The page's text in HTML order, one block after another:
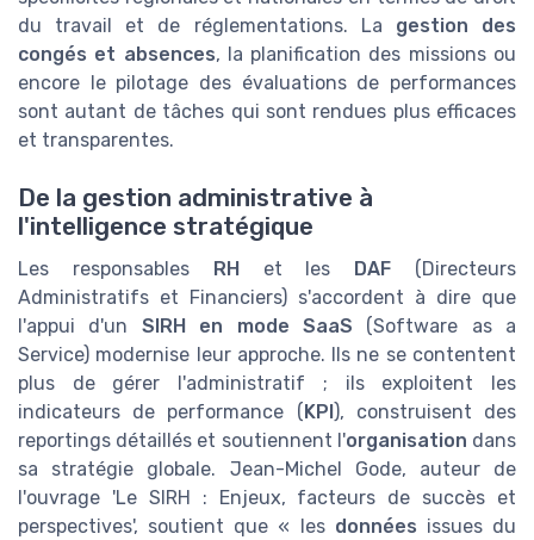
du travail et de réglementations. La gestion des
congés et absences, la planification des missions ou
encore le pilotage des évaluations de performances
sont autant de tâches qui sont rendues plus efficaces
et transparentes.
De la gestion administrative à
l'intelligence stratégique
Les responsables RHet les DAF (Directeurs
Administratifs et Financiers) s'accordent à dire que
l'appui d'un SIRH en mode SaaS (Software as a
Service) modernise leur approche. Ils ne se contentent
plus de gérer l'administratif ; ils exploitent les
indicateurs de performance (KPI), construisent des
reportings détaillés et soutiennent l'organisation dans
sa stratégie globale. Jean-Michel Gode, auteur de
l'ouvrage 'Le SIRH : Enjeux, facteurs de succès et
perspectives', soutient que « les données issues du